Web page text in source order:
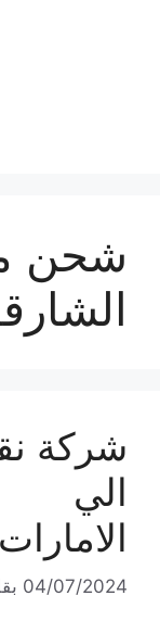
شحن
شركة
الي
الامارات 0560533140
04/07/2024